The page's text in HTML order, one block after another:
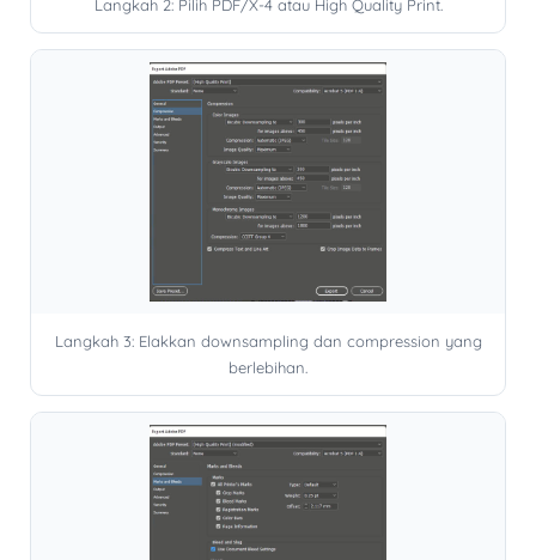
Langkah 2: Pilih PDF/X-4 atau High Quality Print.
Langkah 3: Elakkan downsampling dan compression yang
berlebihan.